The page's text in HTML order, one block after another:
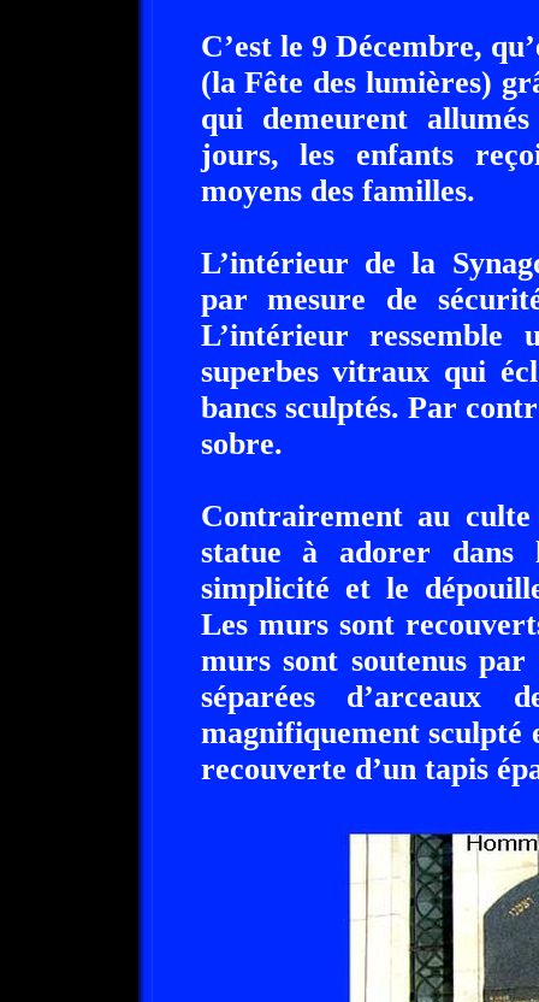
C’est le 9 Décembre,
(la Fête des lumières)
qui demeurent
jours, les enfants
moyens des familles.
L’intérieur de la
par mesure de
L’intérieur ressemble
superbes vitraux qui
bancs sculptés. Par
sobre.
Contrairement au
statue à adorer dans
simplicité et le
Les murs sont
murs sont soutenus par
séparées d’arceaux
magnifiquement sculpté
recouverte d’un tapis